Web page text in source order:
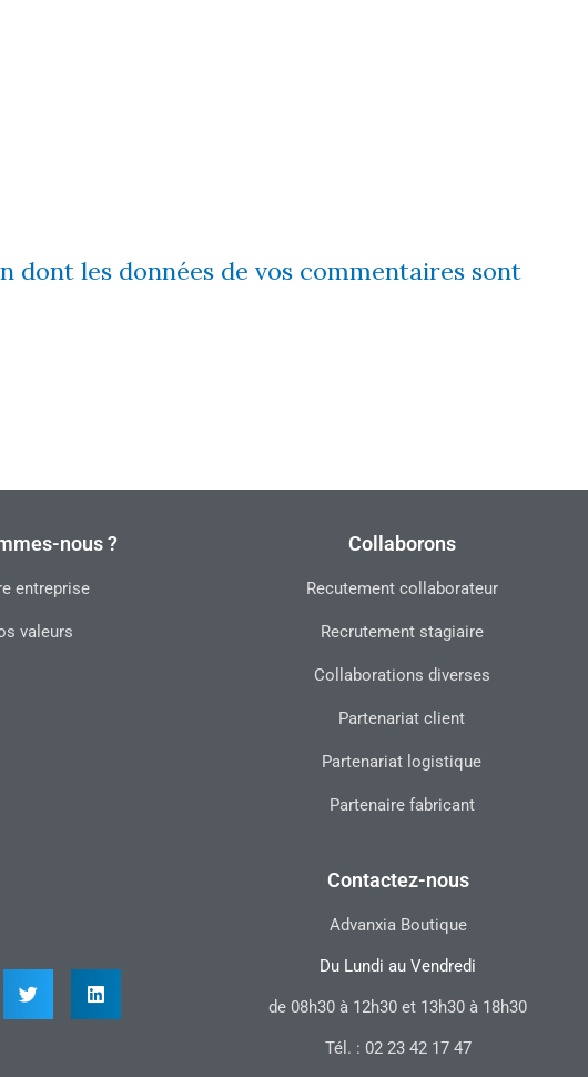
dont les données de vos commentaires sont
nous ?
entreprise
valeurs
Collaborons
Recutement collaborateur
Recrutement stagiaire
Collaborations diverses
Partenariat client
Partenariat logistique
Partenaire fabricant
Contactez-nous
Advanxia Boutique
Du Lundi au Vendredi
de 08h30 à 12h30 et 13h30 à 18h30
Tél. : 02 23 42 17 47